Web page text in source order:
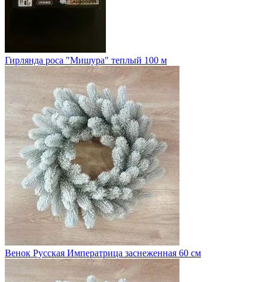
Гирлянда роса "Мишура" теплый 100 м
Венок Русская Императрица заснеженная 60 см